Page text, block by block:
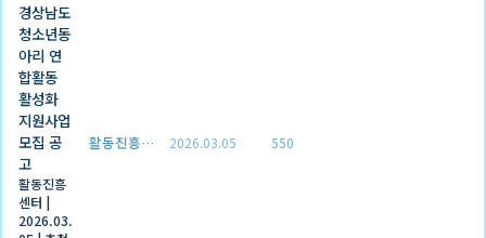
경상남도
청소년동
아리 연
합활동
활성화
지원사업
모집 공
고
활동진흥
센터 |
2026.03.
활동진흥센터 2026.03.05 550